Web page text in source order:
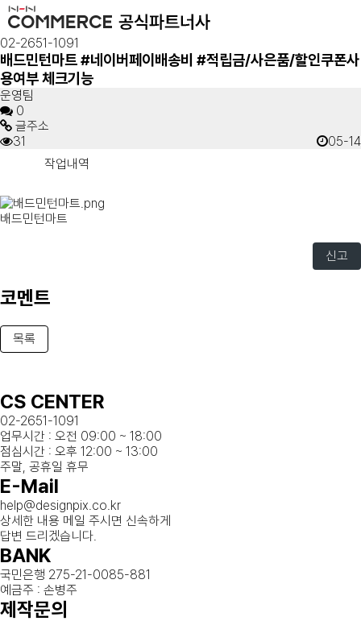
02-2651-1091
배드민턴마트 #네이버페이배송비 #적립금/사은품/할인쿠폰사
용여부 체크기능
운영팀
0
글주소
05-14
31
작업내역
배드민턴마트
신고
코멘트
목록
CS CENTER
02-2651-1091
업무시간 : 오전 09:00 ~ 18:00
점심시간 : 오후 12:00 ~ 13:00
주말, 공휴일 휴무
E-Mail
help@designpix.co.kr
상세한 내용 메일 주시면 신속하게
답변 드리겠습니다.
BANK
국민은행 275-21-0085-881
예금주 : 손병주
제작문의